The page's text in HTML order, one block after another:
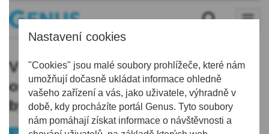
Nastavení cookies
"Cookies" jsou malé soubory prohlížeče, které nám
umožňují dočasně ukládat informace ohledně
vašeho zařízení a vás, jako uživatele, výhradně v
době, kdy procházíte portál Genus. Tyto soubory
nám pomáhají získat informace o návštěvnosti a
V Roprachticích se střetly dva
osobní automobily. Jeden cestující
byl odvezen se zraněním